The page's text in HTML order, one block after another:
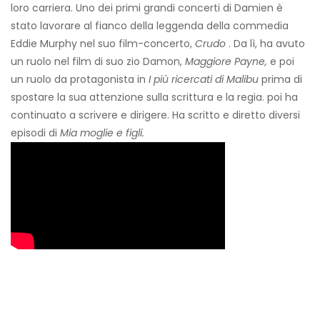
loro carriera. Uno dei primi grandi concerti di Damien è
stato lavorare al fianco della leggenda della commedia
Eddie Murphy nel suo film-concerto, Crudo . Da lì, ha avuto
un ruolo nel film di suo zio Damon, Maggiore Payne, e poi
un ruolo da protagonista in I più ricercati di Malibu prima di
spostare la sua attenzione sulla scrittura e la regia. poi ha
continuato a scrivere e dirigere. Ha scritto e diretto diversi
episodi di Mia moglie e figli.